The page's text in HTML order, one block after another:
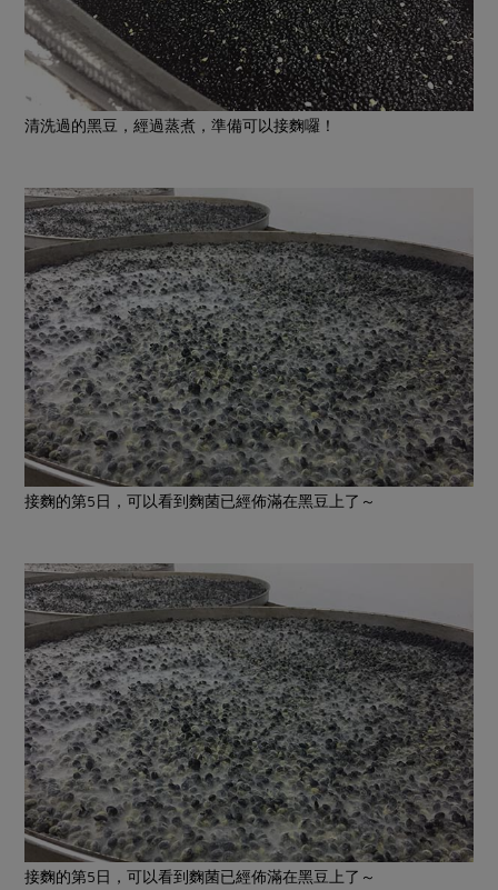
清洗過的黑豆，經過蒸煮，準備可以接麴囉！
接麴的第5日，可以看到麴菌已經佈滿在黑豆上了～
接麴的第5日，可以看到麴菌已經佈滿在黑豆上了～